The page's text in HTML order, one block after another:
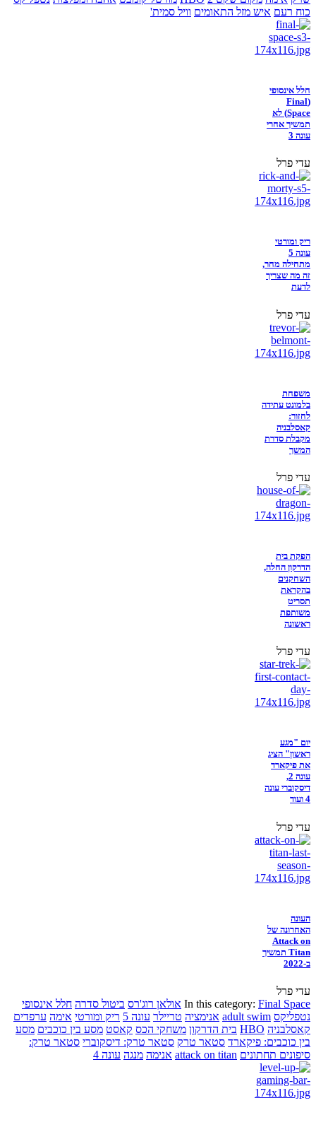
כוח רעם איש מזל התאומים וויל סמית'
חלל אינסופי
(Final
Space) לא
תמשיך אחרי
עונה 3
עדי פרל
ריק ומורטי
עונה 5
מתחילה מחר,
זה מה שצריך
לדעת
עדי פרל
משפחת
בלמונט עתידה
לחזור:
קאסלבניה
מקבלת סדרת
המשך
עדי פרל
הפקת בית
הדרקון החלה,
השחקנים
בהקראת
תסריט
משותפת
ראשונה
עדי פרל
יום "מגע
ראשון" הציג
את פיקארד
עונה 2,
דיסקוברי עונה
4 ועוד
עדי פרל
העונה
האחרונה של
Attack on
Titan תמשיך
ב-2022
עדי פרל
In this category: Final Space אולאן רוג'רס ביטול סדרה חלל אינסופי
נטפליקס adult swim אנימציה טריילר עונה 5 ריק ומורטי אימה ערפדים
קאסלבניה HBO בית הדרקון משחקי הכס קאסט מסע בין כוכבים מסע
בין כוכבים: פיקארד סטאר טרק סטאר טרק: דיסקוברי סטאר טרק:
סיפונים תחתונים attack on titan אנימה מנגה עונה 4